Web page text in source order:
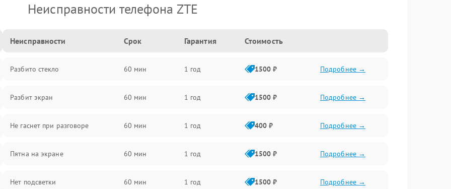
Неисправности телефона ZTE
Неисправности Срок Гарантия Стоимость
Разбито стекло 60 мин 1 год 1500 ₽ Подробнее →
Разбит экран 60 мин 1 год 1500 ₽ Подробнее →
Не гаснет при разговоре 60 мин 1 год 400 ₽ Подробнее →
Пятна на экране 60 мин 1 год 1500 ₽ Подробнее →
Нет подсветки 60 мин 1 год 1500 ₽ Подробнее →